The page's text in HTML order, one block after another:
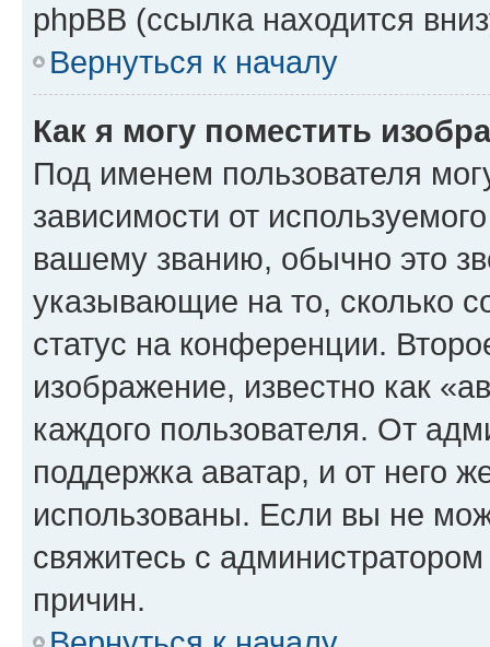
phpBB (ссылка находится
Вернуться к началу
Как я могу поместить
Под именем пользователя
зависимости от
вашему званию, обычно это
указывающие на то, сколько
статус на конференции.
изображение, известно как
каждого пользователя. От
поддержка аватар, и от него
использованы. Если вы не
свяжитесь с
причин.